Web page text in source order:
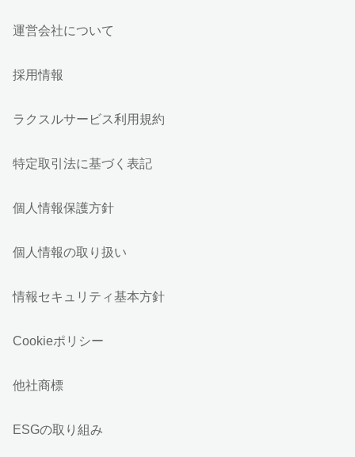
運営会社について
採用情報
ラクスルサービス利用規約
特定取引法に基づく表記
個人情報保護方針
個人情報の取り扱い
情報セキュリティ基本方針
Cookieポリシー
他社商標
ESGの取り組み